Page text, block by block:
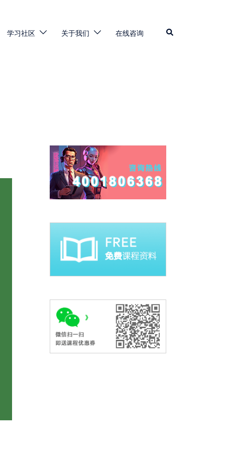
学习社区 关于我们 在线咨询